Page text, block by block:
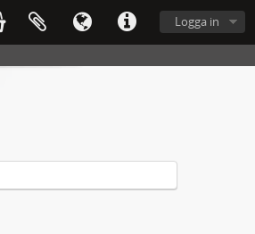
Logga in